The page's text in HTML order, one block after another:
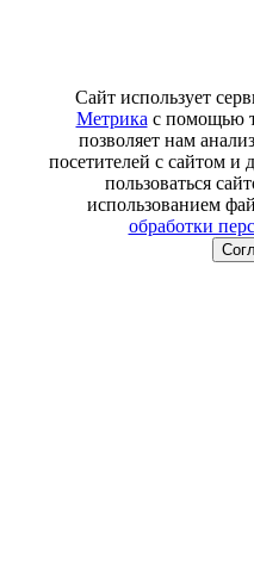
Сайт использует
Метрика с помощью
позволяет нам
посетителей с сайтом и
пользоваться
использованием
обработки